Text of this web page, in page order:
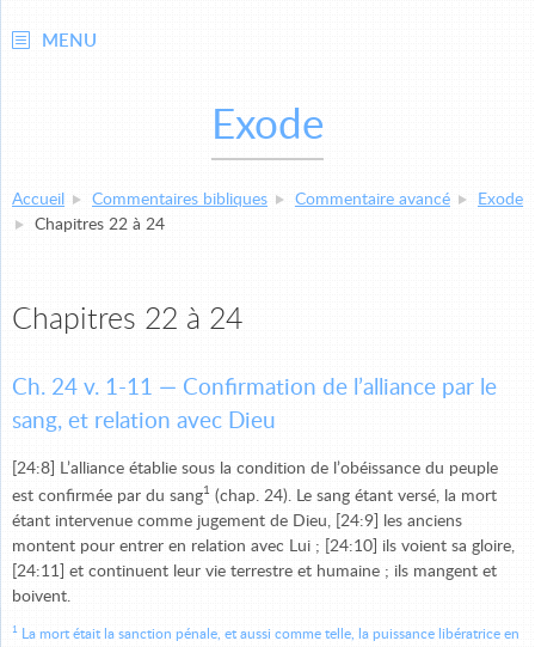
MENU
Exode
Accueil Commentaires bibliques Commentaire avancé
Exode
Chapitres 22 à 24
Chapitres 22 à 24
Ch. 24 v. 1-11 — Confirmation de l’alliance par le
sang, et relation avec Dieu
[24:8] L’alliance établie sous la condition de l’obéissance du peuple
est confirmée par du sang1 (chap. 24). Le sang étant versé, la mort
étant intervenue comme jugement de Dieu, [24:9] les anciens
montent pour entrer en relation avec Lui ; [24:10] ils voient sa gloire,
[24:11] et continuent leur vie terrestre et humaine ; ils mangent et
boivent.
1
La mort était la sanction pénale, et aussi comme telle, la puissance libératrice en